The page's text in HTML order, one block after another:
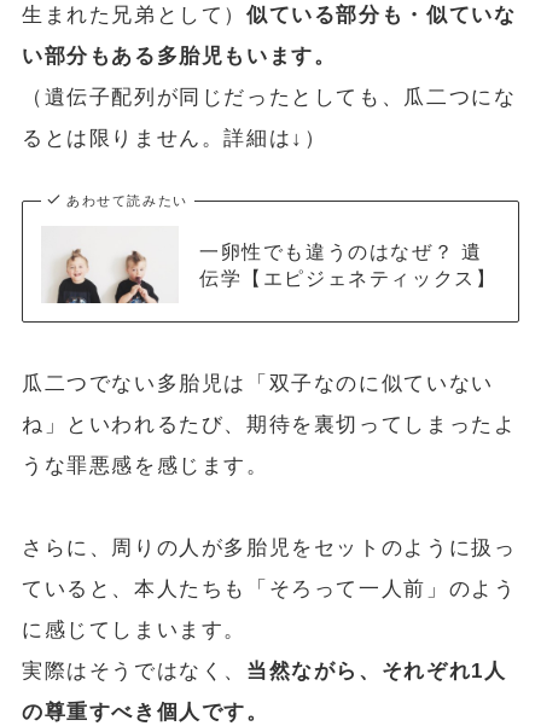
生まれた兄弟として）似ている部分も・似ていな
い部分もある多胎児もいます。
（遺伝子配列が同じだったとしても、瓜二つにな
るとは限りません。詳細は↓）
あわせて読みたい
一卵性でも違うのはなぜ？ 遺
伝学【エピジェネティックス】
瓜二つでない多胎児は「双⼦なのに似ていない
ね」といわれるたび、期待を裏切ってしまったよ
うな罪悪感を感じます。
さらに、周りの⼈が多胎児をセットのように扱っ
ていると、本⼈たちも「そろって⼀⼈前」のよう
に感じてしまいます。
実際はそうではなく、 当然ながら、それぞれ1人
の尊重すべき個人です。